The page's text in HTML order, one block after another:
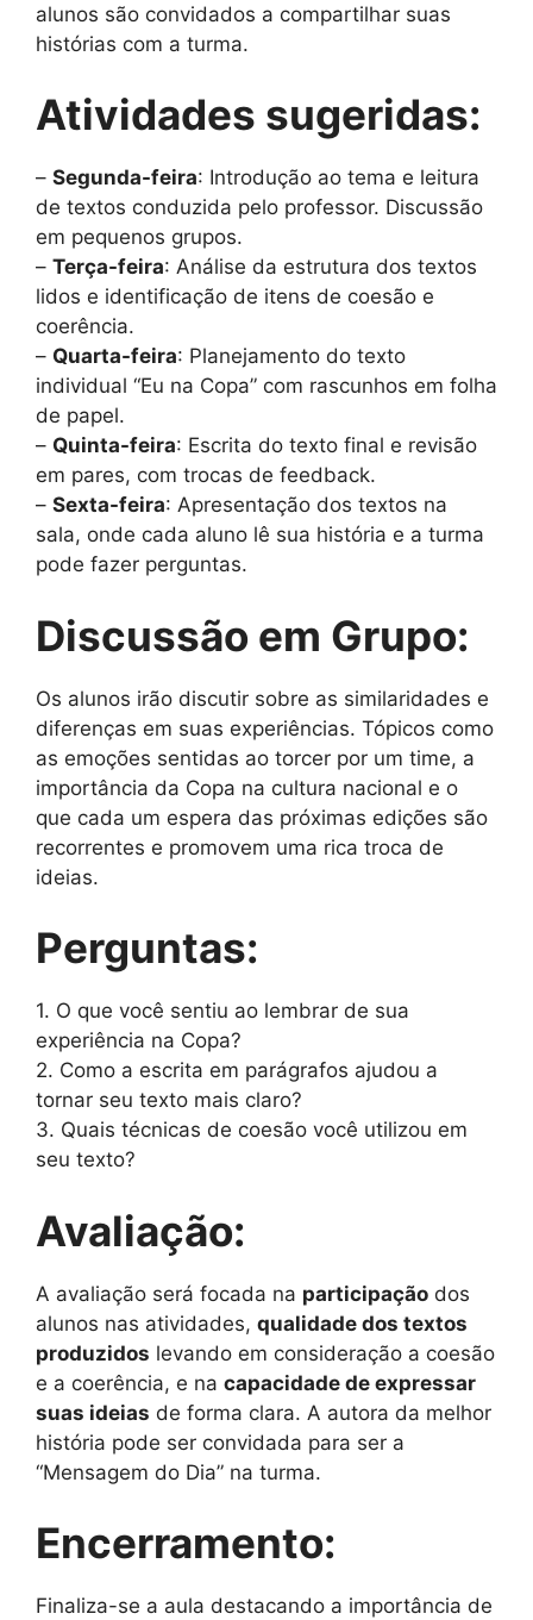
alunos são convidados a compartilhar suas
histórias com a turma.
Atividades sugeridas:
– Segunda-feira: Introdução ao tema e leitura
de textos conduzida pelo professor. Discussão
em pequenos grupos.
– Terça-feira: Análise da estrutura dos textos
lidos e identificação de itens de coesão e
coerência.
– Quarta-feira: Planejamento do texto
individual “Eu na Copa” com rascunhos em folha
de papel.
– Quinta-feira: Escrita do texto final e revisão
em pares, com trocas de feedback.
– Sexta-feira: Apresentação dos textos na
sala, onde cada aluno lê sua história e a turma
pode fazer perguntas.
Discussão em Grupo:
Os alunos irão discutir sobre as similaridades e
diferenças em suas experiências. Tópicos como
as emoções sentidas ao torcer por um time, a
importância da Copa na cultura nacional e o
que cada um espera das próximas edições são
recorrentes e promovem uma rica troca de
ideias.
Perguntas:
1. O que você sentiu ao lembrar de sua
experiência na Copa?
2. Como a escrita em parágrafos ajudou a
tornar seu texto mais claro?
3. Quais técnicas de coesão você utilizou em
seu texto?
Avaliação:
A avaliação será focada na participação dos
alunos nas atividades, qualidade dos textos
produzidos levando em consideração a coesão
e a coerência, e na capacidade de expressar
suas ideias de forma clara. A autora da melhor
história pode ser convidada para ser a
“Mensagem do Dia” na turma.
Encerramento:
Finaliza-se a aula destacando a importância de